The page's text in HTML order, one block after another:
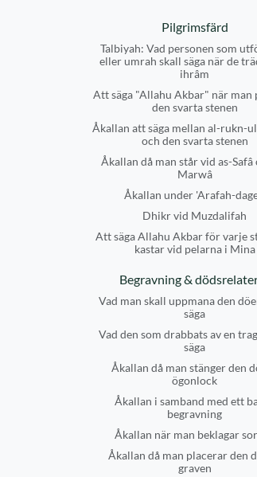
Pilgrimsfärd
Talbiyah: Vad personen som
eller umrah skall säga när de
ihrâm
Att säga "Allahu Akbar" när man
den svarta stenen
Åkallan att säga mellan al-rukn-
och den svarta stenen
Åkallan då man står vid as-Safâ
Marwâ
Åkallan under 'Arafah-
Dhikr vid Muzdalifah
Att säga Allahu Akbar för varje
kastar vid pelarna i Mina
Begravning &
Vad man skall uppmana den
säga
Vad den som drabbats av en
säga
Åkallan då man stänger den
ögonlock
Åkallan i samband med ett
begravning
Åkallan när man beklagar
Åkallan då man placerar den
graven